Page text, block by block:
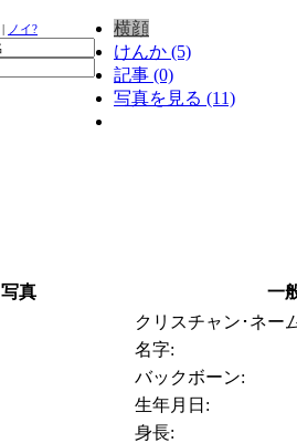
| ノイ?
横顔
けんか (5)
記事 (0)
写真を見る (11)
写真
一
クリスチャン･ネー
名字:
バックボーン:
生年月日:
身長: